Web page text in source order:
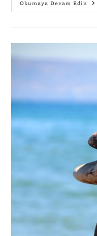
Okumaya Devam Edin